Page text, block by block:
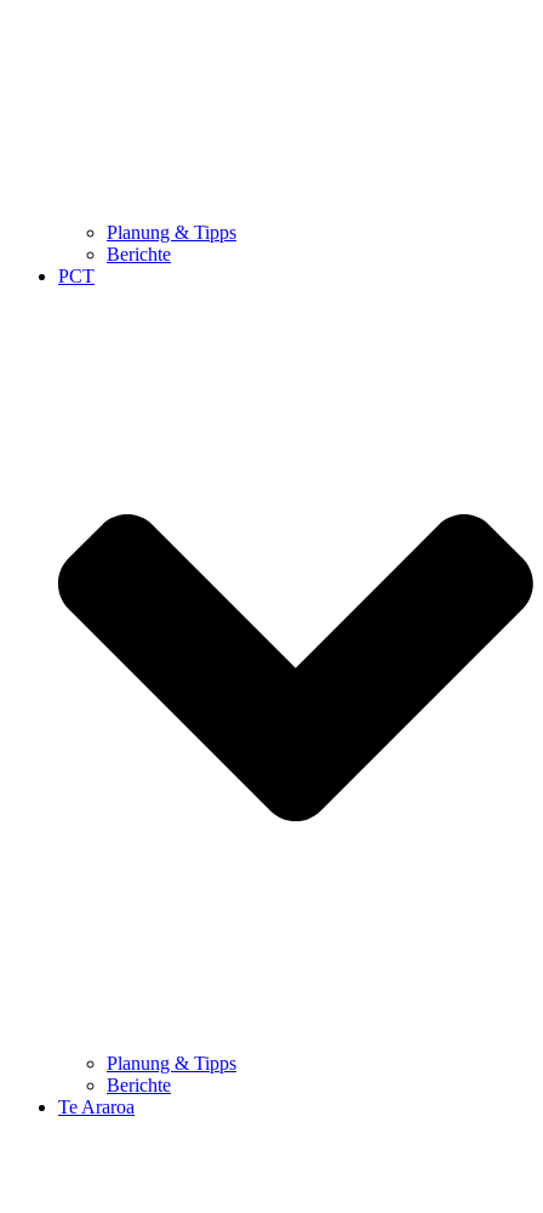
Planung & Tipps
Berichte
PCT
Planung & Tipps
Berichte
Te Araroa